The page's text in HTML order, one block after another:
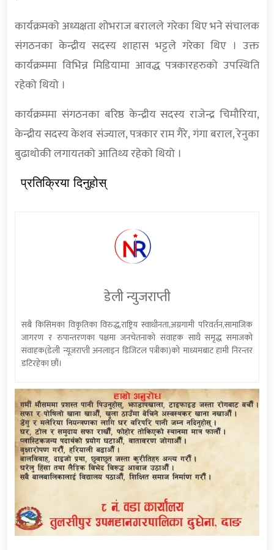
कार्यक्रमको अध्यक्षता शोभराज बरालले गरेका थिए भने संचालक
संगठनका केन्द्रीय सदस्य शाहास भट्टले गरेका थिए । उक्त
कार्यक्रममा विभिन्न मिडियामा आवद्ध पत्रकारहरुको उपस्थिति
रहेको थियो ।
कार्यक्रममा संगठनका बरिष्ठ केन्द्रीय सदस्य राजेन्द्र चिमौरिया,
केन्द्रीय सदस्य केशव संज्याल, पत्रकार राम गैरे, गंगा बराल, रेनुका
बुढाथोकी लगायतको आतिथ्य रहेको थियो ।
प्रतिक्रिया दिनुहोस्
डेली न्युजराप्ती
सबै किसिमका विकृतिका विरुद्ध,राष्ट्रिय स्वाधीनता,अग्रगामी परिवर्तन,सामाजिक
जागरण र रुपान्तरणका पक्षमा जनचेतनाको संवाहक साथै समृद्ध समाजको
संवाहक(डेली न्यूजराप्ती अनलाइन डिजिटल पत्रीका)को माध्यमबाट हामी निरन्तर
डटिरहेका छौं।